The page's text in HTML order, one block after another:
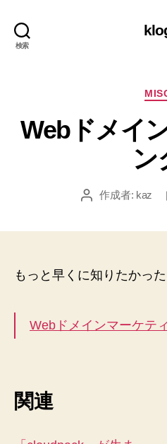
検索
リ
Webドメイ
ン
投
作成者: kaz
もっと早くに知りたかっ
Webドメインマーケテ
関連